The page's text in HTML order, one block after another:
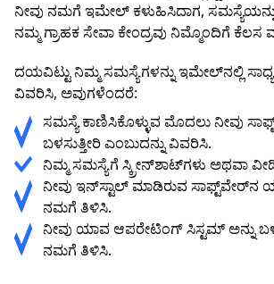
ನೀವು ನಮಗೆ ಇಮೇಲ್ ಕಳುಹಿಸಿದಾಗ,
ನಮ್ಮ ಗ್ರಾಹಕ ಸೇವಾ ಕೇಂದ್ರವು ನಿಮ್ಮೊಂದಿಗೆ ಕೆಲಸ
ದಯವಿಟ್ಟು ನಿಮ್ಮ ಸಮಸ್ಯೆಗಳನ್ನು ಇಮೇಲ್‌ನಲ್ಲಿ
ವಿವರಿಸಿ, ಅವುಗಳೆಂದರೆ:
ಸಮಸ್ಯೆ ಕಾಣಿಸಿಕೊಳ್ಳುವ ಮೊದಲು ನೀವು
ಬಳಸುತ್ತೀರಿ ಎಂಬುದನ್ನು ವಿವರಿಸಿ.
ನಿಮ್ಮ ಸಮಸ್ಯೆಗೆ ಸ್ಕ್ರೀನ್‌ಶಾಟ್‌ಗಳು ಅಥವಾ
ನೀವು ಇನ್‌ಸ್ಟಾಲ್ ಮಾಡಿರುವ ಸಾಫ್ಟ್‌ವೇರ್‌ನ
ನಮಗೆ ತಿಳಿಸಿ.
ನೀವು ಯಾವ ಆಪರೇಟಿಂಗ್ ಸಿಸ್ಟಮ್ ಅನ್ನು
ನಮಗೆ ತಿಳಿಸಿ.